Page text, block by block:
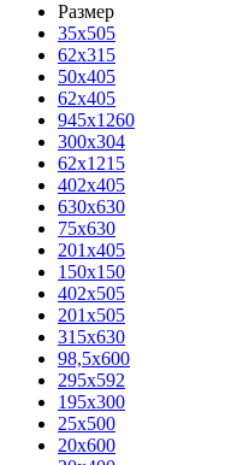
Размер
35х505
62x315
50x405
62х405
945x1260
300x304
62x1215
402x405
630x630
75x630
201x405
150x150
402x505
201x505
315x630
98,5х600
295x592
195х300
25x500
20х600